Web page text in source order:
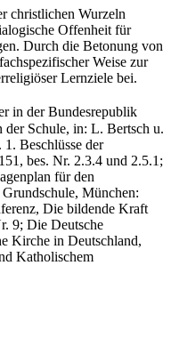
christlichen Wurzeln
Offenheit für
Durch die Betonung von
Weise zur
Lernziele bei.
in der Bundesrepublik
Schule, in: L. Bertsch u.
Beschlüsse der
bes. Nr. 2.3.4 und 2.5.1;
für den
München:
Die bildende Kraft
9; Die Deutsche
Kirche in Deutschland,
Katholischem